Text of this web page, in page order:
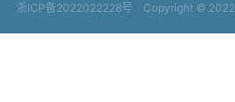
浙ICP备2022022228号 Copyright © 2022